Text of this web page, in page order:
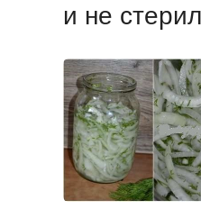
и не